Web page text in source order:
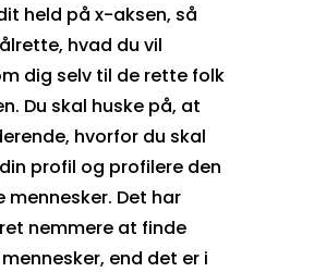
held på x-aksen, så
hvad du vil
dig selv til de rette folk
Du skal huske på, at
hvorfor du skal
profil og profilere den
mennesker. Det har
nemmere at finde
end det er i